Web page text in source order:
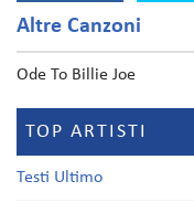
Altre Canzoni
Ode To Billie Joe
TOP ARTISTI
Testi Ultimo